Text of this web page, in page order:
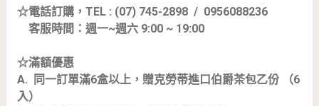
☆電話訂購，TEL : (07) 745-2898 / 0956088236
客服時間：週一~週六 9:00 ~ 19:00
☆滿額優惠
A. 同一訂單滿6盒以上，贈克勞蒂進口伯爵茶包乙份 （6
入）